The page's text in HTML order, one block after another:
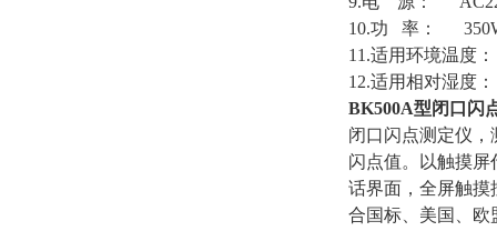
10.功 率：
11.适用环境温度
12.适用相对湿度：
BK500A型闭口闪
闭口闪点测定仪
闪点值。以触摸
话界面，全屏触摸
合国标、美国、欧